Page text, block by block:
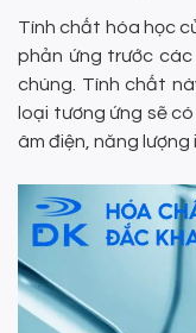
Tính chất hóa học
phản ứng trước
chúng. Tính chất
loại tương ứng sẽ
âm điện, năng lượng